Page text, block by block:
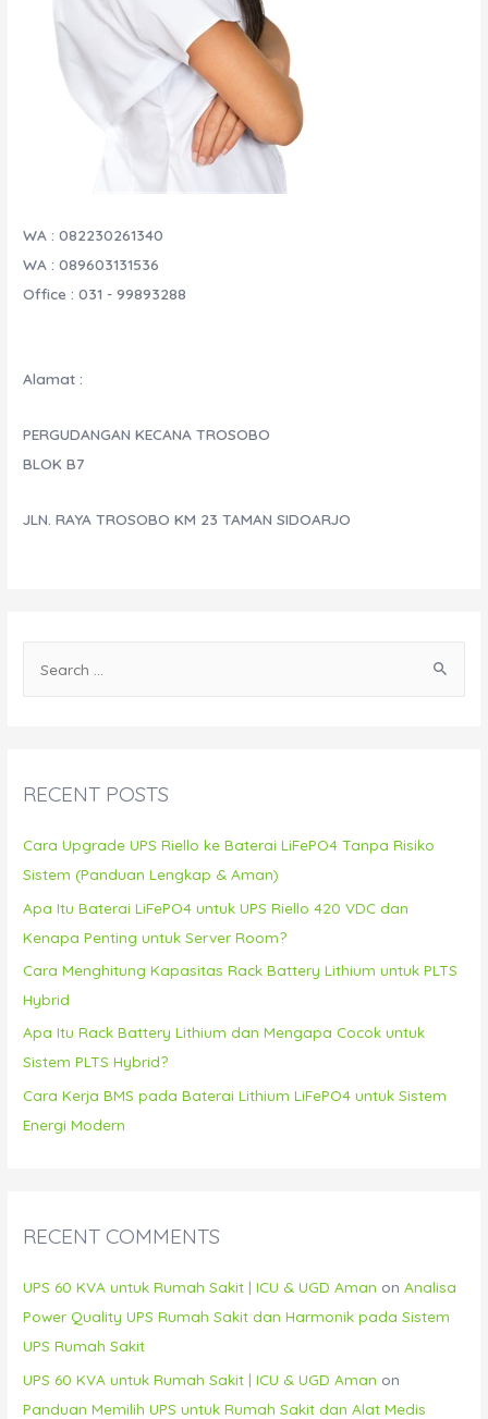
WA : 082230261340
WA : 089603131536
Office : 031 - 99893288
Alamat :
PERGUDANGAN KECANA TROSOBO
BLOK B7
JLN. RAYA TROSOBO KM 23 TAMAN SIDOARJO
h
:
RECENT POSTS
Cara Upgrade UPS Riello ke Baterai LiFePO4 Tanpa Risiko
Sistem (Panduan Lengkap & Aman)
Apa Itu Baterai LiFePO4 untuk UPS Riello 420 VDC dan
Kenapa Penting untuk Server Room?
Cara Menghitung Kapasitas Rack Battery Lithium untuk PLTS
Hybrid
Apa Itu Rack Battery Lithium dan Mengapa Cocok untuk
Sistem PLTS Hybrid?
Cara Kerja BMS pada Baterai Lithium LiFePO4 untuk Sistem
Energi Modern
RECENT COMMENTS
UPS 60 KVA untuk Rumah Sakit | ICU & UGD Aman onAnalisa
Power Quality UPS Rumah Sakit dan Harmonik pada Sistem
UPS Rumah Sakit
UPS 60 KVA untuk Rumah Sakit | ICU & UGD Aman on
Panduan Memilih UPS untuk Rumah Sakit dan Alat Medis